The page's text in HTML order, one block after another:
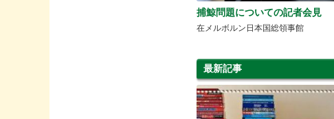
捕鯨問題についての記者会見
在メルボルン日本国総領事館
最新記事